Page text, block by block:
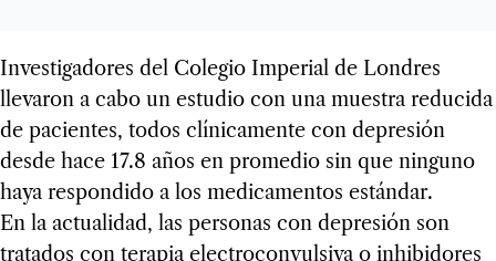
Investigadores del Colegio Imperial de Londres
llevaron a cabo un estudio con una muestra reducida
de pacientes, todos clínicamente con depresión
desde hace 17.8 años en promedio sin que ninguno
haya respondido a los medicamentos estándar.
En la actualidad, las personas con depresión son
tratados con terapia electroconvulsiva o inhibidores